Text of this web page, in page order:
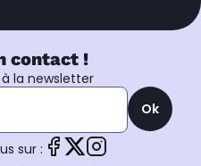
contact !
la newsletter
Ok
sur :